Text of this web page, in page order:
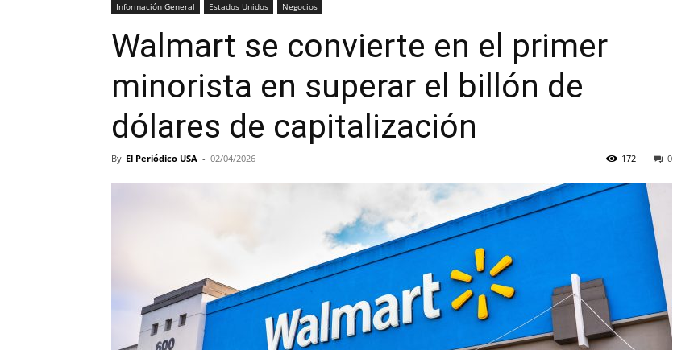
Información General Estados Unidos Negocios
Walmart se convierte en el primer
minorista en superar el billón de
dólares de capitalización
By El Periódico USA - 02/04/2026 0
172